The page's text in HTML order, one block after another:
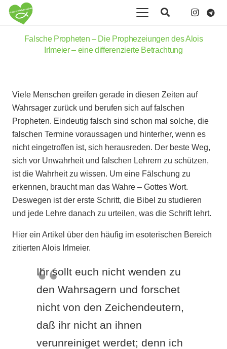
Falsche Propheten – Die Prophezeiungen des Alois
Irlmeier – eine differenzierte Betrachtung
Viele Menschen greifen gerade in diesen Zeiten auf
Wahrsager zurück und berufen sich auf falschen
Propheten. Eindeutig falsch sind schon mal solche, die
falschen Termine voraussagen und hinterher, wenn es
nicht eingetroffen ist, sich herausreden. Der beste Weg,
sich vor Unwahrheit und falschen Lehrern zu schützen,
ist die Wahrheit zu wissen. Um eine Fälschung zu
erkennen, braucht man das Wahre – Gottes Wort.
Deswegen ist der erste Schritt, die Bibel zu studieren
und jede Lehre danach zu urteilen, was die Schrift lehrt.
Hier ein Artikel über den häufig im esoterischen Bereich
zitierten Alois Irlmeier.
Ihr sollt euch nicht wenden zu
den Wahrsagern und forschet
nicht von den Zeichendeutern,
daß ihr nicht an ihnen
verunreiniget werdet; denn ich